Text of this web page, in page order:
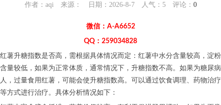
作者：aqi 来源： 日期：2026-8-7 人气： 5评论： 0
微信：A-A6652
QQ：259034828
红薯升糖指数是否高，需根据具体情况而定：红薯中水分含量较高，淀粉
含量较低，如果为正常体质，通常情况下，升糖指数不高。如果为糖尿病
人，过量食用红薯，可能会使升糖指数高。可以通过饮食调理、药物治疗
等方式进行治疗。具体分析情况如下：